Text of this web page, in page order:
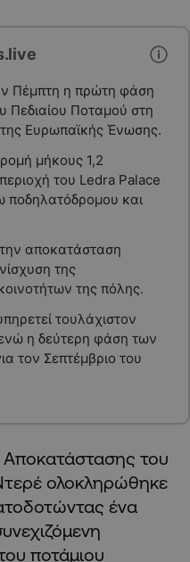
Πέμπτη η πρώτη φάση
Πεδιαίου Ποταμού στη
Ευρωπαϊκής Ένωσης.
μήκους 1,2
του Ledra Palace
ποδηλατόδρομου και
αποκατάσταση
της
της πόλης.
τουλάχιστον
η δεύτερη φάση των
τον Σεπτέμβριο του
του
ολοκληρώθηκε
ένα
ποτάμιου